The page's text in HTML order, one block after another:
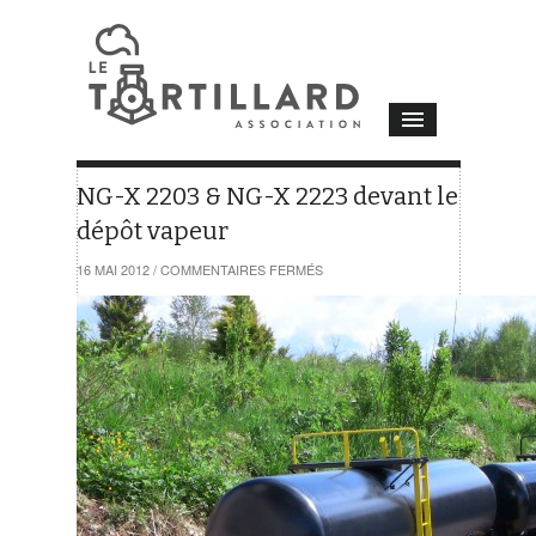
NG-X 2203 & NG-X 2223 devant le
dépôt vapeur
16 MAI 2012 / COMMENTAIRES FERMÉSSUR
&
NG-
X
2223
DEVANT
LE
DÉPÔT
VAPEUR